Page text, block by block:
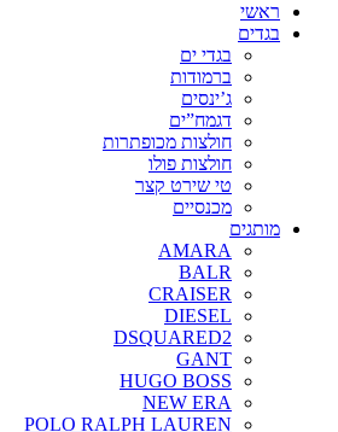
ראשי
בגדים
בגדי ים
ברמודות
ג’ינסים
דגמח”ים
חולצות מכופתרות
חולצות פולו
טי שירט קצר
מכנסיים
מותגים
AMARA
BALR
CRAISER
DIESEL
DSQUARED2
GANT
HUGO BOSS
NEW ERA
POLO RALPH LAUREN